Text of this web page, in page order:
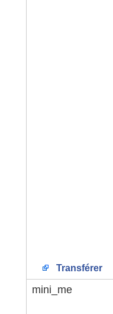
Transférer
mini_me